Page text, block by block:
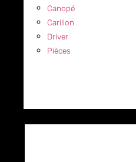
Canopé
Carillon
Driver
Pièces